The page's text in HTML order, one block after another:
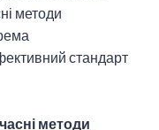
методи
стандарт
методи